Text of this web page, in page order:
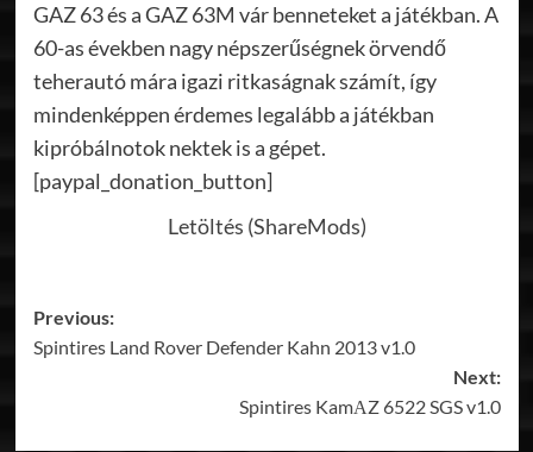
GAZ 63 és a GAZ 63M vár benneteket a játékban. A
60-as években nagy népszerűségnek örvendő
teherautó mára igazi ritkaságnak számít, így
mindenképpen érdemes legalább a játékban
kipróbálnotok nektek is a gépet.
[paypal_donation_button]
Letöltés (ShareMods)
Post
navigation
Previous:
Spintires Land Rover Defender Kahn 2013 v1.0
Next:
Spintires KamАZ 6522 SGS v1.0